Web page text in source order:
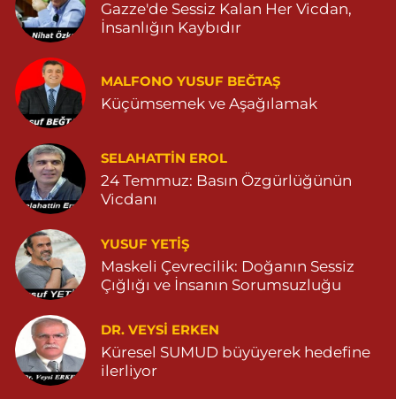
0 (542) 511 34 84 Yol Tarifi Al
Eymen Eczanesi
POYRAZ MAHALLE MEVLANA SOKAK NO:5A 05343032144
0 (534) 303 21 44 Yol Tarifi Al
Yeni Eczanesi
YENİ MAHALLE 3086 SOKAK NO:2 4 04825413156
0 (482) 541 31 56 Yol Tarifi Al
İlknur Eczanesi
GÜL MAH. VATAN CAD. NO:2A 04825911091
0 (482) 591 10 91
Turan Eczanesi
TEPEBAŞI MAHALLE KISMETLİ CADDE NO:59D SAĞLIK OCAĞI
YANI 04823813670
Gazze'de Sessiz Kalan Her Vicdan,
İnsanlığın Kaybıdır
MALFONO YUSUF BEĞTAŞ
Küçümsemek ve Aşağılamak
SELAHATTIN EROL
24 Temmuz: Basın Özgürlüğünün
Vicdanı
YUSUF YETİŞ
Maskeli Çevrecilik: Doğanın Sessiz
Çığlığı ve İnsanın Sorumsuzluğu
DR. VEYSI ERKEN
Küresel SUMUD büyüyerek hedefine
ilerliyor